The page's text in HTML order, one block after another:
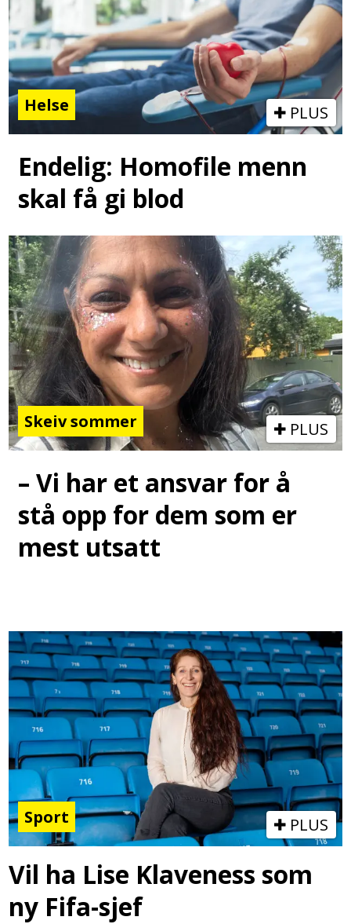
Helse PLUS
Endelig: Homofile menn
skal få gi blod
Skeiv sommer PLUS
– Vi har et ansvar for å
stå opp for dem som er
mest utsatt
Sport PLUS
Vil ha Lise Klaveness som
ny Fifa-sjef